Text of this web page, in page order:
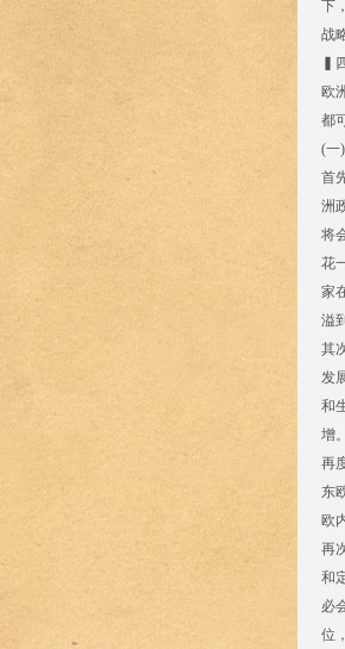
下
战
▍
欧
都
(一
首
洲
将
花
家
溢
其
发
和
增
再
东
欧
再
和
必
位